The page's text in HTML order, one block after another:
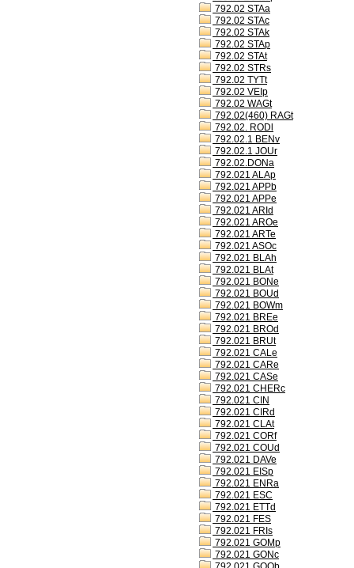
792.02 STAa
792.02 STAc
792.02 STAk
792.02 STAp
792.02 STAt
792.02 STRs
792.02 TYTt
792.02 VEIp
792.02 WAGt
792.02(460) RAGt
792.02. RODl
792.02.1 BENv
792.02.1 JOUr
792.02.DONa
792.021 ALAp
792.021 APPb
792.021 APPe
792.021 ARId
792.021 AROe
792.021 ARTe
792.021 ASOc
792.021 BLAh
792.021 BLAt
792.021 BONe
792.021 BOUd
792.021 BOWm
792.021 BREe
792.021 BROd
792.021 BRUt
792.021 CALe
792.021 CARe
792.021 CASe
792.021 CHERc
792.021 CIN
792.021 CIRd
792.021 CLAt
792.021 CORf
792.021 COUd
792.021 DAVe
792.021 EISp
792.021 ENRa
792.021 ESC
792.021 ETTd
792.021 FES
792.021 FRIs
792.021 GOMp
792.021 GONc